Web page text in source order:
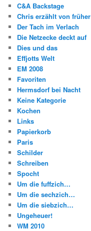
C&A Backstage
Chris erzählt von früher
Der Tach im Verlach
Die Netzecke deckt auf
Dies und das
Effjotts Welt
EM 2008
Favoriten
Hermsdorf bei Nacht
Keine Kategorie
Kochen
Links
Papierkorb
Paris
Schilder
Schreiben
Spocht
Um die fuffzich…
Um die sechzich…
Um die siebzich…
Ungeheuer!
WM 2010